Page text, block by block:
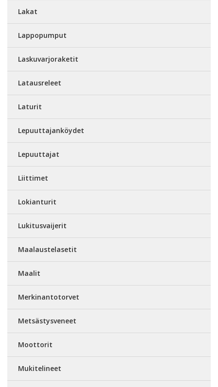
Lakat
Lappopumput
Laskuvarjoraketit
Latausreleet
Laturit
Lepuuttajanköydet
Lepuuttajat
Liittimet
Lokianturit
Lukitusvaijerit
Maalaustelasetit
Maalit
Merkinantotorvet
Metsästysveneet
Moottorit
Mukitelineet